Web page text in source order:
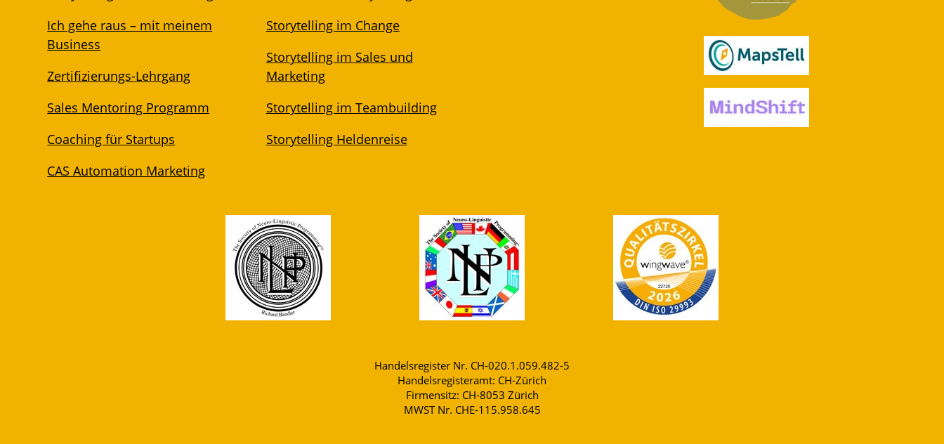
Ich gehe raus – mit meinem
Business
Zertifizierungs-Lehrgang
Sales Mentoring Programm
Coaching für Startups
CAS Automation Marketing
Storytelling im Change
Storytelling im Sales und
Marketing
Storytelling im Teambuilding
Storytelling Heldenreise
Handelsregister Nr. CH-020.1.059.482-5
Handelsregisteramt: CH-Zürich
Firmensitz: CH-8053 Zürich
MWST Nr. CHE-115.958.645